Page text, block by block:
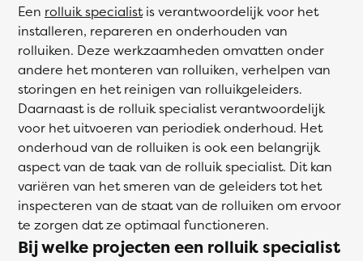
Een rolluik specialistis verantwoordelijk voor het
installeren, repareren en onderhouden van
rolluiken. Deze werkzaamheden omvatten onder
andere het monteren van rolluiken, verhelpen van
storingen en het reinigen van rolluikgeleiders.
Daarnaast is de rolluik specialist verantwoordelijk
voor het uitvoeren van periodiek onderhoud. Het
onderhoud van de rolluiken is ook een belangrijk
aspect van de taak van de rolluik specialist. Dit kan
variëren van het smeren van de geleiders tot het
inspecteren van de staat van de rolluiken om ervoor
te zorgen dat ze optimaal functioneren.
Bij welke projecten een rolluik specialist